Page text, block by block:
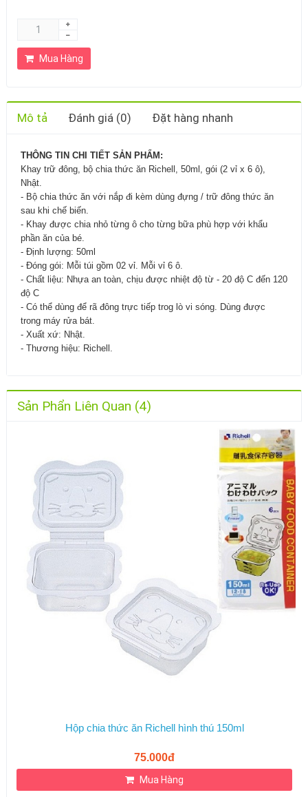
Mua Hàng
Mô tả Đánh giá (0) Đặt hàng nhanh
THÔNG TIN CHI TIẾT SẢN PHẨM:
Khay trữ đông, bộ chia thức ăn Richell, 50ml, gói (2 vỉ x 6 ô),
Nhật.
- Bộ chia thức ăn với nắp đi kèm dùng đựng / trữ đông thức ăn
sau khi chế biến.
- Khay được chia nhỏ từng ô cho từng bữa phù hợp với khẩu
phần ăn của bé.
- Định lượng: 50ml
- Đóng gói: Mỗi túi gồm 02 vỉ. Mỗi vỉ 6 ô.
- Chất liệu: Nhựa an toàn, chịu được nhiệt độ từ - 20 độ C đến 120
độ C
- Có thể dùng để rã đông trực tiếp trog lò vi sóng. Dùng được
trong máy rửa bát.
- Xuất xứ: Nhật.
- Thương hiệu: Richell.
Sản Phẩn Liên Quan (4)
Hộp chia thức ăn Richell hình thú 150ml
75.000đ
Mua Hàng